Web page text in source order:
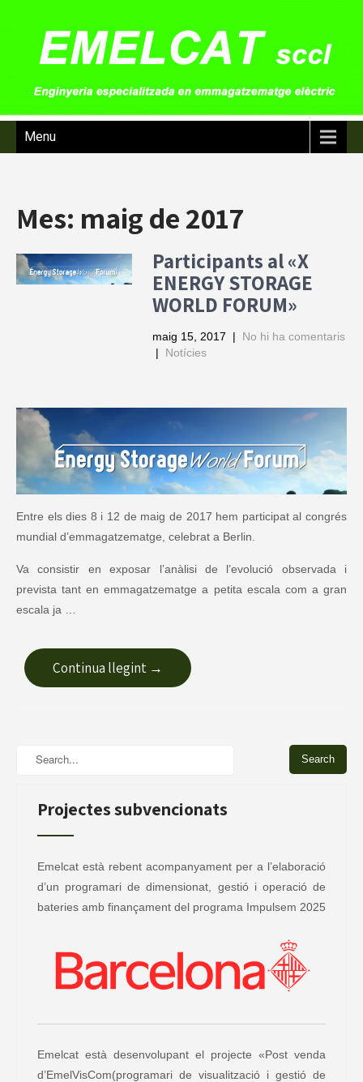
Menu
Mes: maig de 2017
Participants al «X
ENERGY STORAGE
WORLD FORUM»
maig 15, 2017 | No hi ha comentaris
| Notícies
Entre els dies 8 i 12 de maig de 2017 hem participat al congrés
mundial d’emmagatzematge, celebrat a Berlin.
Va consistir en exposar l’anàlisi de l’evolució observada i
prevista tant en emmagatzematge a petita escala com a gran
escala ja …
Continua llegint →
Projectes subvencionats
Emelcat està rebent acompanyament per a l’elaboració
d’un programari de dimensionat, gestió i operació de
bateries amb finançament del programa Impulsem 2025
Emelcat està desenvolupant el projecte «Post venda
d’EmelVisCom(programari de visualització i gestió de